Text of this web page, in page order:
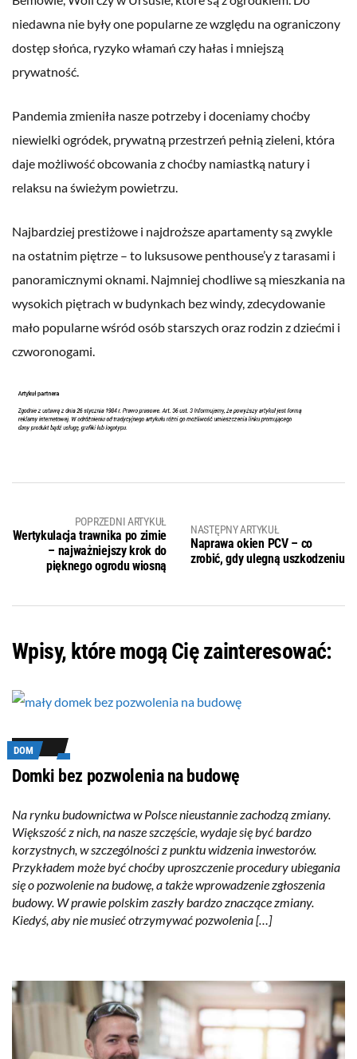
niedawna nie były one popularne ze względu na ograniczony
dostęp słońca, ryzyko włamań czy hałas i mniejszą
prywatność.
Pandemia zmieniła nasze potrzeby i doceniamy choćby
niewielki ogródek, prywatną przestrzeń pełnią zieleni, która
daje możliwość obcowania z choćby namiastką natury i
relaksu na świeżym powietrzu.
Najbardziej prestiżowe i najdroższe apartamenty są zwykle
na ostatnim piętrze – to luksusowe penthouse’y z tarasami i
panoramicznymi oknami. Najmniej chodliwe są mieszkania na
wysokich piętrach w budynkach bez windy, zdecydowanie
mało popularne wśród osób starszych oraz rodzin z dziećmi i
czworonogami.
POPRZEDNI ARTYKUŁ
Wertykulacja trawnika po zimie
– najważniejszy krok do
pięknego ogrodu wiosną
NASTĘPNY ARTYKUŁ
Naprawa okien PCV – co
zrobić, gdy ulegną uszkodzeniu
Wpisy, które mogą Cię zainteresować:
DOM
Domki bez pozwolenia na budowę
Na rynku budownictwa w Polsce nieustannie zachodzą zmiany.
Większość z nich, na nasze szczęście, wydaje się być bardzo
korzystnych, w szczególności z punktu widzenia inwestorów.
Przykładem może być choćby uproszczenie procedury ubiegania
się o pozwolenie na budowę, a także wprowadzenie zgłoszenia
budowy. W prawie polskim zaszły bardzo znaczące zmiany.
Kiedyś, aby nie musieć otrzymywać pozwolenia […]